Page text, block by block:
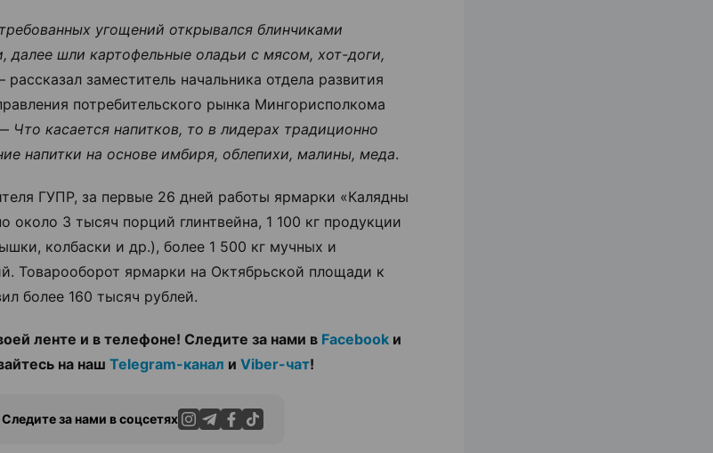
угощений открывался блинчиками
далее шли картофельные оладьи с мясом, хот-доги,
рассказал заместитель начальника отдела развития
потребительского рынка Мингорисполкома
Что касается напитков, то в лидерах традиционно
напитки на основе имбиря, облепихи, малины, меда.
ГУПР, за первые 26 дней работы ярмарки «Калядны
около 3 тысяч порций глинтвейна, 1 100 кг продукции
колбаски и др.), более 1 500 кг мучных и
Товарооборот ярмарки на Октябрьской площади к
более 160 тысяч рублей.
ленте и в телефоне! Следите за нами в Facebook и
на наш Telegram-канал и Viber-чат!
Следите за нами в соцсетях